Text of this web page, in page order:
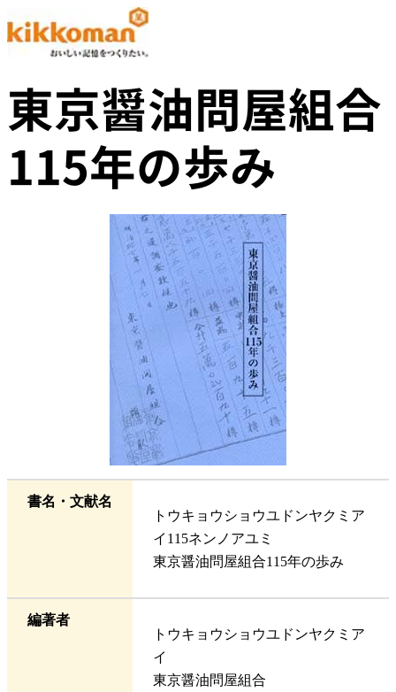
東京醤油問屋組合
115年の歩み
書名・文献名
トウキョウショウユドンヤクミア
イ115ネンノアユミ
東京醤油問屋組合115年の歩み
編著者
トウキョウショウユドンヤクミア
イ
東京醤油問屋組合